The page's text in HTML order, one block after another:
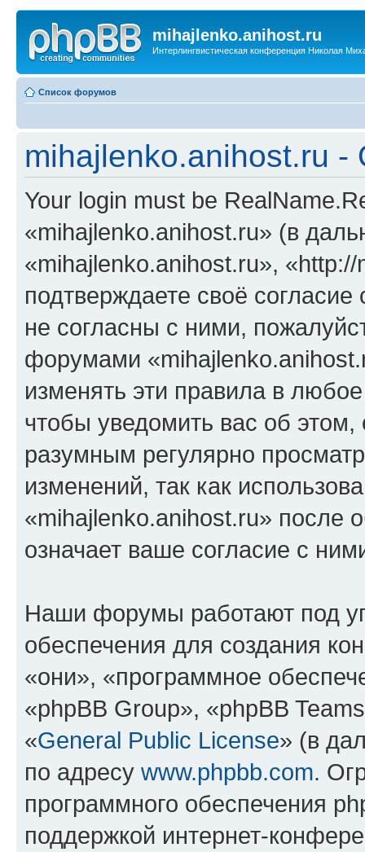
mihajlenko.anihost.ru
Интерлингвистическая конференция Николая
Список форумов
mihajlenko.anihost.ru
Your login must be
«mihajlenko.anihost.ru» (в
«mihajlenko.anihost.ru»,
подтверждаете своё
не согласны с ними,
форумами
изменять эти правила в
чтобы уведомить вас об
разумным регулярно
изменений, так как
«mihajlenko.anihost.ru» после
означает ваше согласие с
Наши форумы работают под
обеспечения для создания
«они», «программное
«phpBB Group», «phpBB
«General Public License» (в
по адресу www.phpbb.com.
программного обеспечения
поддержкой интернет-